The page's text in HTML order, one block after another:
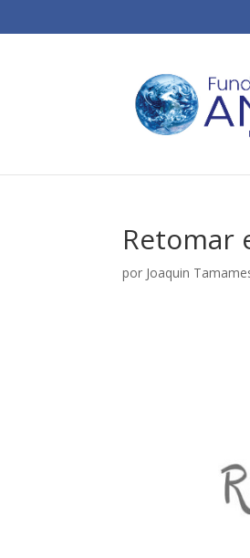
Retomar
por Joaquin